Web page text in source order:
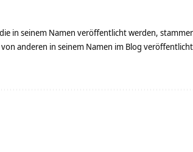
in seinem Namen veröffentlicht werden,
anderen in seinem Namen im Blog